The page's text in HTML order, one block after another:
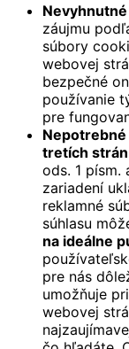
Nevyhnutné
záujmu
súbory
webovej
bezpečné
používanie
pre
tretích
ods. 1 písm.
zariadení
reklamné
súhlasu
na ideálne
pre nás
umožňuje
webovej